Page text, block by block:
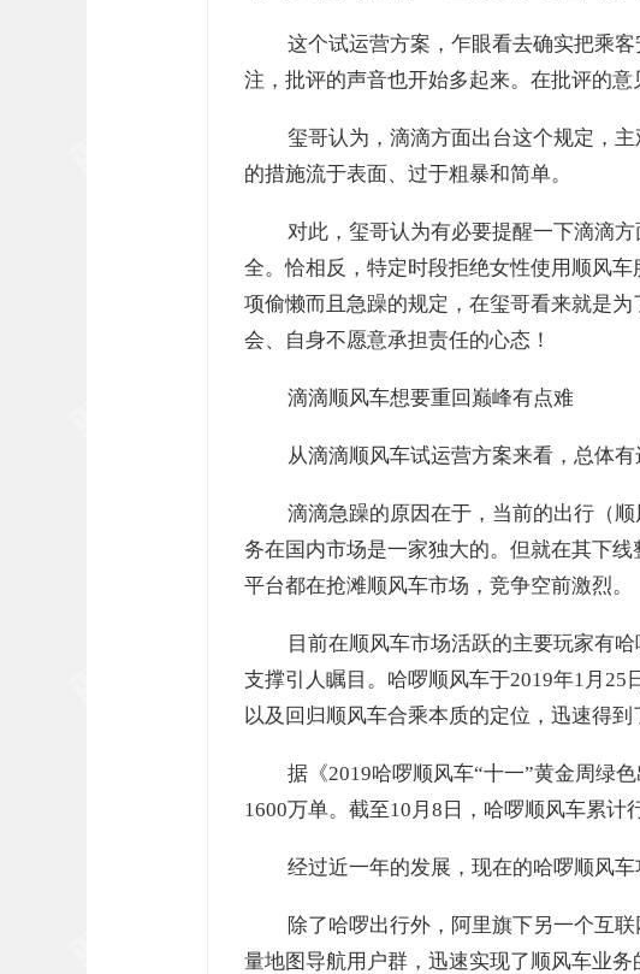
这个试运营方案，乍眼看去确实把乘
注，批评的声音也开始多起来。在批评的意
玺哥认为，滴滴方面出台这个规定，
的措施流于表面、过于粗暴和简单。
对此，玺哥认为有必要提醒一下滴滴
全。恰相反，特定时段拒绝女性使用顺风
项偷懒而且急躁的规定，在玺哥看来就是
会、自身不愿意承担责任的心态！
滴滴顺风车想要重回巅峰有点难
从滴滴顺风车试运营方案来看，总体有
滴滴急躁的原因在于，当前的出行（
务在国内市场是一家独大的。但就在其下
平台都在抢滩顺风车市场，竞争空前激烈。
目前在顺风车市场活跃的主要玩家有
支撑引人瞩目。哈啰顺风车于2019年1月25
以及回归顺风车合乘本质的定位，迅速得到
据《2019哈啰顺风车“十一”黄金周绿
1600万单。截至10月8日，哈啰顺风车累计
经过近一年的发展，现在的哈啰顺风
除了哈啰出行外，阿里旗下另一个互
量地图导航用户群，迅速实现了顺风车业务